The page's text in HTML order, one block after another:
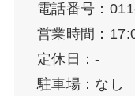
電話番号：
営業時間：
定休日：-
駐車場：なし